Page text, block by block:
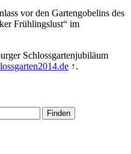
vor den Gartengobelins des
Frühlingslust“ im
Schlossgartenjubiläum
↑.